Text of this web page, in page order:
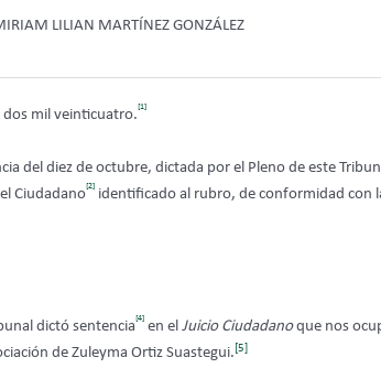
LILIAN MARTÍNEZ GONZÁLEZ
mil veinticuatro.
[1]
del diez de octubre, dictada por el Pleno de este
Ciudadano
[2]
identificado al rubro, de conformidad con
dictó sentencia
[4]
en el Juicio Ciudadanoque nos
de Zuleyma Ortiz Suastegui. [5]